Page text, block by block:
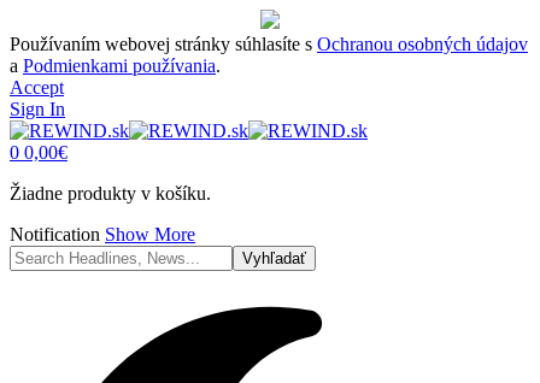
Používaním webovej stránky súhlasíte s Ochranou osobných údajov
a Podmienkami používania.
Accept
Sign In
0 0,00€
Žiadne produkty v košíku.
Notification Show More